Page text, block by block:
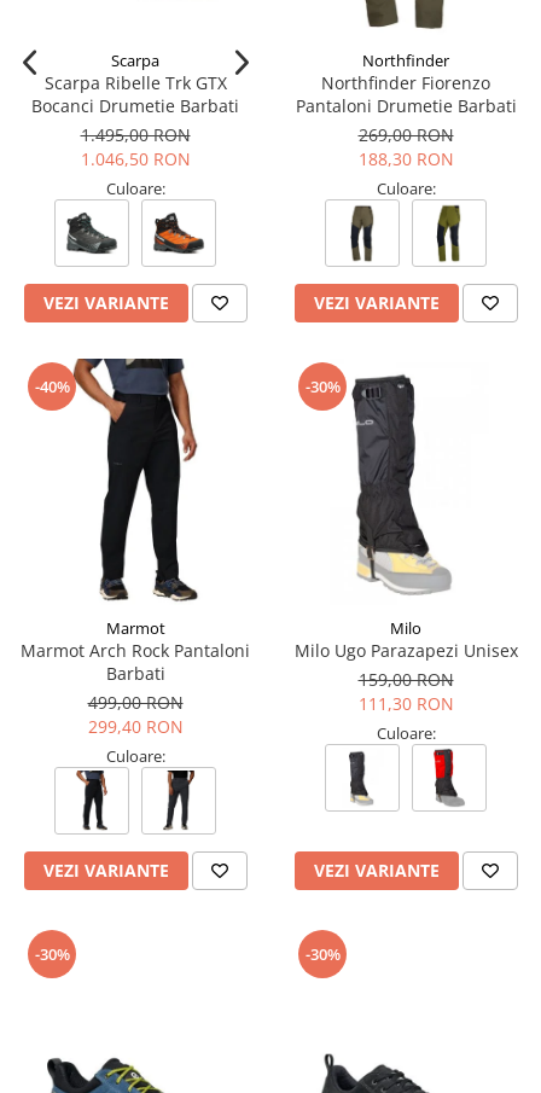
Incaltaminte drumetie
Bocanci alpinism
Ghete drumetie
Pantofi drumetie
Sandale
Intretinere echipamente
Rucsacuri & Accesorii
Saci de dormit
Scarpa
Scarpa Ribelle Trk GTX
Bocanci Drumetie Barbati
1.495,00 RON
1.046,50 RON
Culoare:
VEZI VARIANTE
Northfinder
Northfinder Fiorenzo
Pantaloni Drumetie Barbati
269,00 RON
188,30 RON
Culoare:
VEZI VARIANTE
-40%
Marmot
Marmot Arch Rock Pantaloni
Barbati
499,00 RON
299,40 RON
Culoare:
VEZI VARIANTE
-30%
Milo
Milo Ugo Parazapezi Unisex
159,00 RON
111,30 RON
Culoare:
VEZI VARIANTE
-30% -30%